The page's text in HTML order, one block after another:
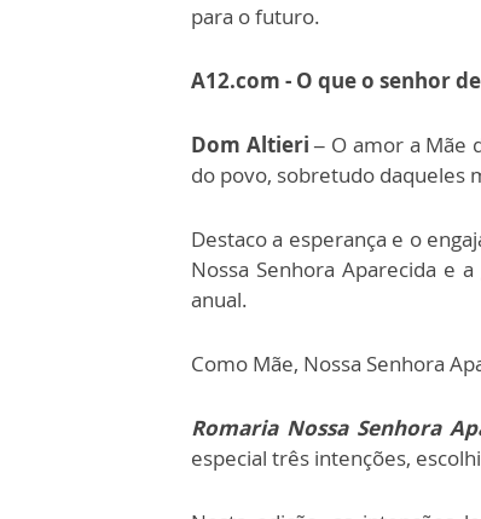
para o futuro.
A12.com - O que o senhor
Dom Altieri – O amor a Mãe
do povo, sobretudo daqueles
Destaco a esperança e o
Nossa Senhora Aparecida e
anual.
Como Mãe, Nossa Senhora
Romaria Nossa Senhora
especial três intenções,